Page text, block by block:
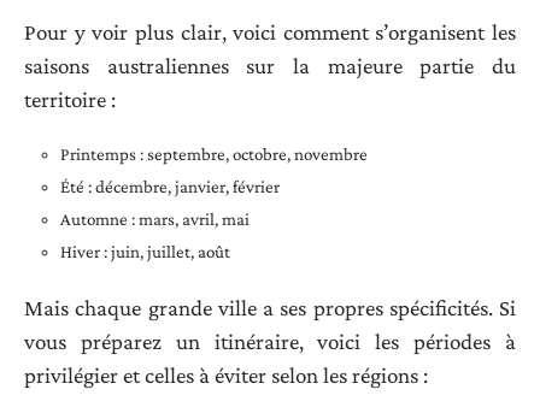
Pour y voir plus clair, voici comment s’organisent les
saisons australiennes sur la majeure partie du
territoire :
Printemps : septembre, octobre, novembre
Été : décembre, janvier, février
Automne : mars, avril, mai
Hiver : juin, juillet, août
Mais chaque grande ville a ses propres spécificités. Si
vous préparez un itinéraire, voici les périodes à
privilégier et celles à éviter selon les régions :